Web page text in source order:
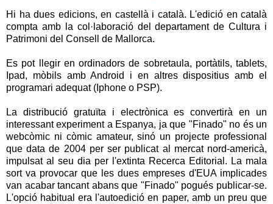
Hi ha dues edicions, en castellà i català. L'edició en català
compta amb la col·laboració del departament de Cultura i
Patrimoni del Consell de Mallorca.
Es pot llegir en ordinadors de sobretaula, portàtils, tablets,
Ipad, mòbils ambAndroid
i en altres dispositius amb el
programari adequat (Iphone o PSP).
La distribució gratuïta i electrònica es convertirà en un
interessant experiment a Espanya, ja que "Finado" no és un
webcòmic ni còmic amateur, sinó un projecte professional
que data de 2004 per ser publicat al mercat nord-americà,
impulsat al seu dia per l'extinta Recerca Editorial. La mala
sort va provocar que les dues empreses d'EUA implicades
van acabar tancant abans que "Finado" pogués publicar-se.
L'opció habitual era l'autoedició en paper, amb un preu que